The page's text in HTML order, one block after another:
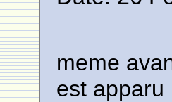
meme
est apparu